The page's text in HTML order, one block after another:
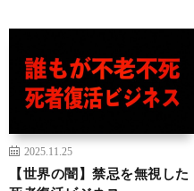
2025.11.25
【世界の闇】禁忌を無視した